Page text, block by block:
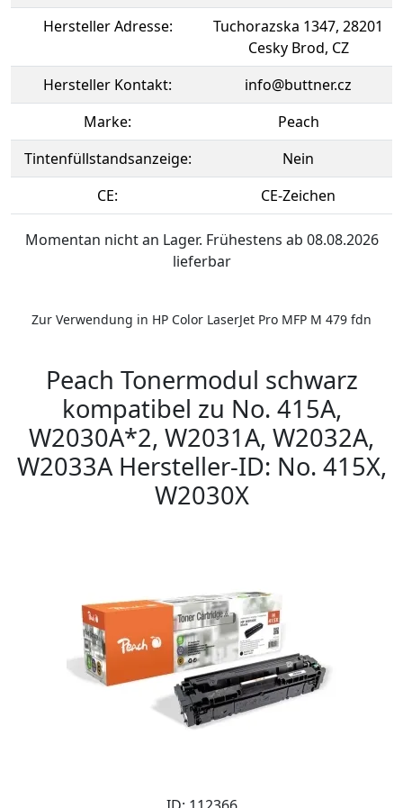
Hersteller Adresse:
Tuchorazska 1347, 28201
Cesky Brod, CZ
Hersteller Kontakt:
info@buttner.cz
Marke:
Peach
Tintenfüllstandsanzeige:
Nein
CE:
CE-Zeichen
Momentan nicht an Lager. Frühestens ab 08.08.2026
lieferbar
Zur Verwendung in HP Color LaserJet Pro MFP M 479 fdn
Peach Tonermodul schwarz
kompatibel zu No. 415A,
W2030A*2, W2031A, W2032A,
W2033A Hersteller-ID: No. 415X,
W2030X